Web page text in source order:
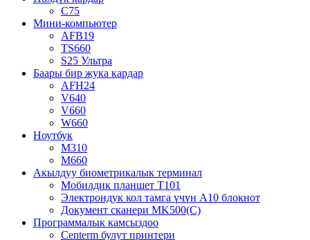
C75
Мини-компьютер
AFB19
TS660
S25 Ультра
Баары бир жука кардар
AFH24
V640
V660
W660
Ноутбук
M310
M660
Акылдуу биометрикалык терминал
Мобилдик планшет T101
Электрондук кол тамга үчүн A10 блокнот
Документ сканери MK500(C)
Программалык камсыздоо
Centerm булут принтери